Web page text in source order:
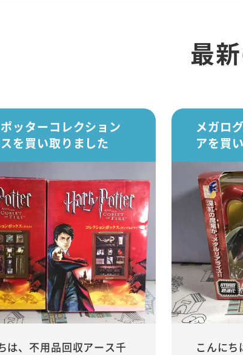
最
ッターコレクション
を買い取りました
は、不用品回収アース千
メガロ
アを買
こんに